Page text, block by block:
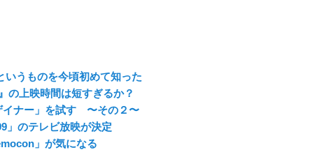
いうものを今頃初めて知った
の上映時間は短すぎるか？
イナー」を試す 〜その２〜
」のテレビ放映が決定
」が気になる